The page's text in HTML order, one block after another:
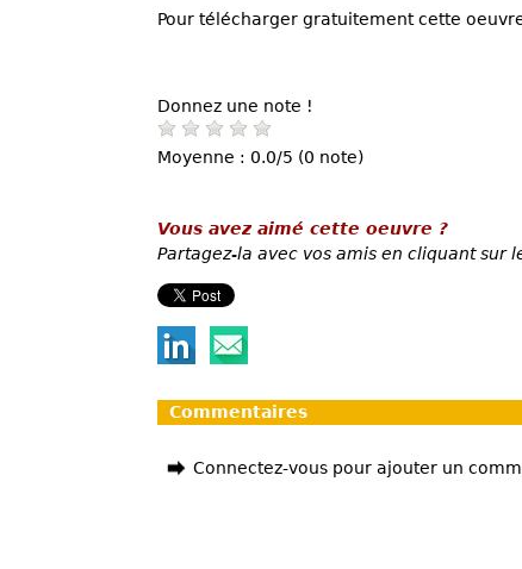
Pour télécharger gratuitement cette
Donnez une note !
Moyenne : 0.0/5 (0 note)
Vous avez aimé cette oeuvre ?
Partagez-la avec vos amis en cliquant sur
Commentaires
Connectez-vous pour ajouter un